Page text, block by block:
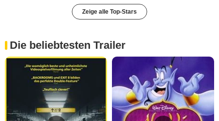
Zeige alle Top-Stars
Die beliebtesten Trailer